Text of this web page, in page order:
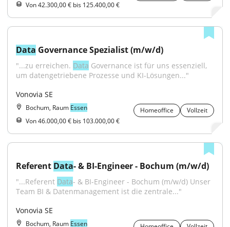
Von 42.300,00 € bis 125.400,00 €
Data Governance Spezialist (m/w/d)
"...zu erreichen. Data Governance ist für uns essenziell,
um datengetriebene Prozesse und KI-Lösungen..."
Vonovia SE
Bochum, Raum Essen Homeoffice
Vollzeit
Von 46.000,00 € bis 103.000,00 €
Referent Data- & BI-Engineer - Bochum (m/w/d)
"...Referent Data- & BI-Engineer - Bochum (m/w/d) Unser
Team BI & Datenmanagement ist die zentrale..."
Vonovia SE
Bochum, Raum Essen